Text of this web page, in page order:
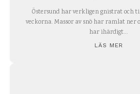
Östersund har verkligen gnistrat och
veckorna. Massor av snö har ramlat ner
har ihärdigt...
LÄS MER